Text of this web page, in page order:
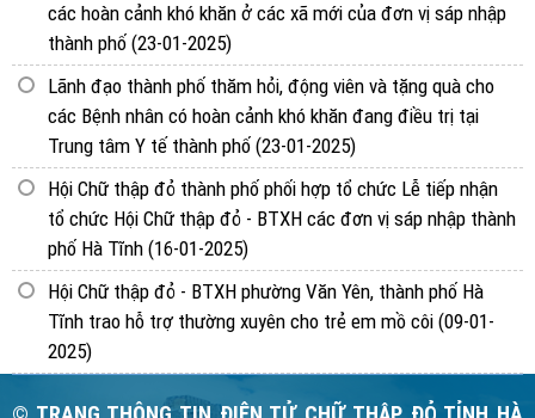
các hoàn cảnh khó khăn ở các xã mới của đơn vị sáp nhập
thành phố (23-01-2025)
Lãnh đạo thành phố thăm hỏi, động viên và tặng quà cho
các Bệnh nhân có hoàn cảnh khó khăn đang điều trị tại
Trung tâm Y tế thành phố (23-01-2025)
Hội Chữ thập đỏ thành phố phối hợp tổ chức Lễ tiếp nhận
tổ chức Hội Chữ thập đỏ - BTXH các đơn vị sáp nhập thành
phố Hà Tĩnh (16-01-2025)
Hội Chữ thập đỏ - BTXH phường Văn Yên, thành phố Hà
Tĩnh trao hỗ trợ thường xuyên cho trẻ em mồ côi (09-01-
2025)